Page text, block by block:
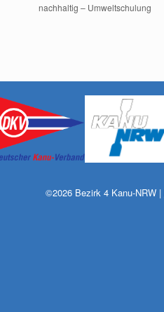
nachhaltig – Umweltschulung
©2026 Bezirk 4 Kanu-NRW |